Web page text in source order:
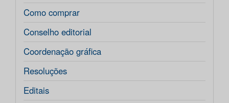
Como comprar
Conselho editorial
Coordenação gráfica
Resoluções
Editais